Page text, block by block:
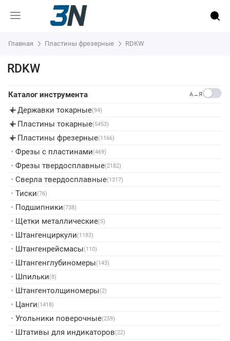
Главная Пластины фрезерные RDKW
RDKW
Каталог инструмента A→Я
▸ Державки токарные(94)
▸ Пластины токарные(5453)
▸ Пластины фрезерные(1166)
• Фрезы с пластинами(469)
• Фрезы твердосплавные(2182)
• Сверла твердосплавные(1317)
• Тиски(76)
• Подшипники(738)
• Щетки металлические(5)
• Штангенциркули(1183)
• Штангенрейсмасы(110)
• Штангенглубиномеры(143)
• Шпильки(8)
• Штангентолщиномеры(2)
• Цанги(1418)
• Угольники поверочные(259)
• Штативы для индикаторов(22)